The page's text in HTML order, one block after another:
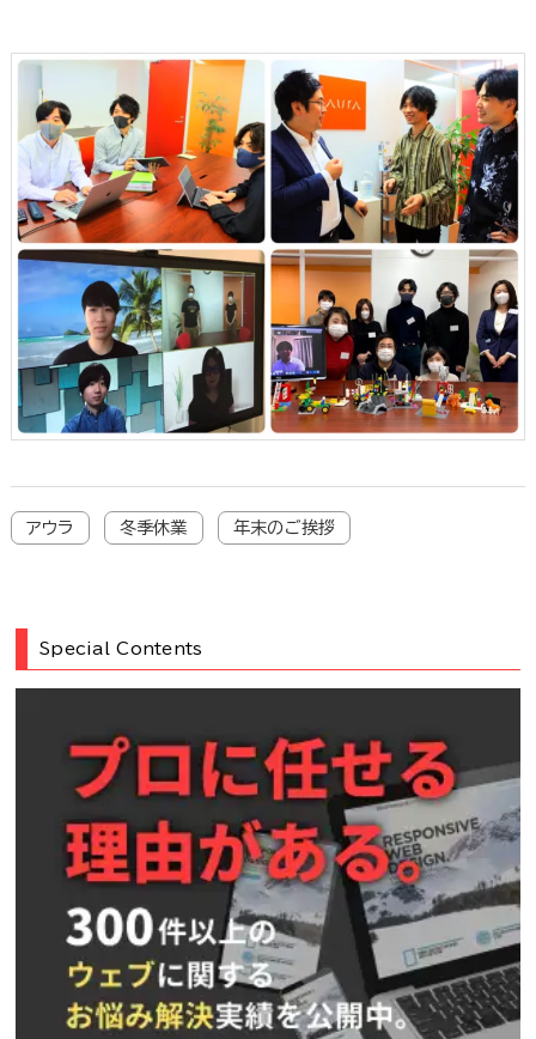
アウラ 冬季休業 年末のご挨拶
Special Contents